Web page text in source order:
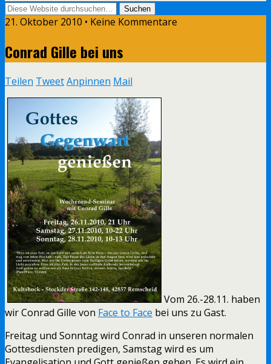
21. Oktober 2010 • Keine Kommentare
Conrad Gille bei uns
Teilen TweetAnpinnen Mail
Vom 26.-28.11. haben
wir Conrad Gille von Face to Face bei uns zu Gast.
Freitag und Sonntag wird Conrad in unseren normalen
Gottesdiensten predigen, Samstag wird es um